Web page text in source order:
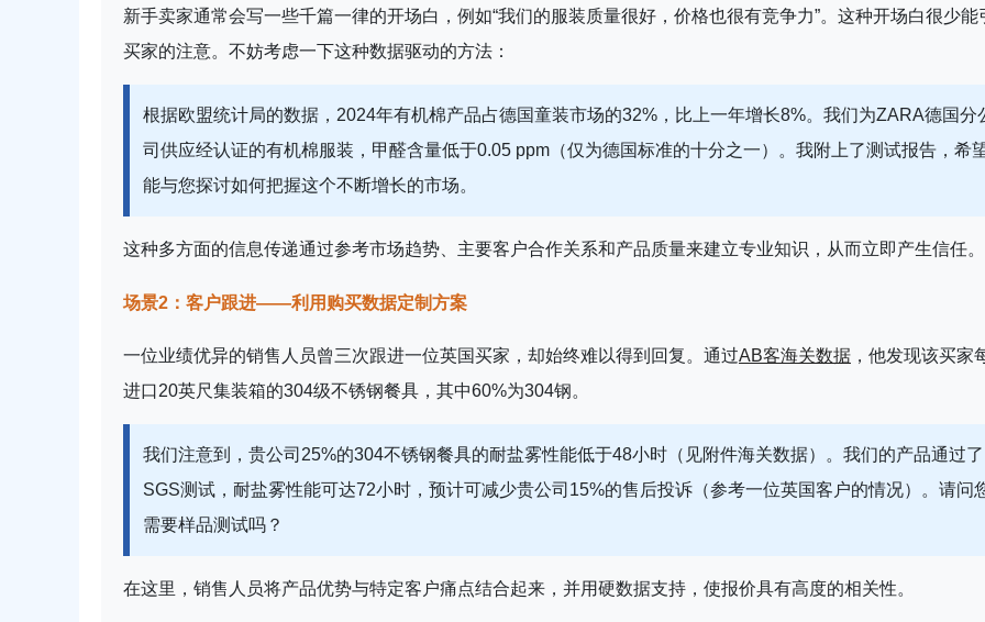
新手卖家通常会写一些千篇一律的开场白，例如“我们的服装质量很好，价格也很有竞争力”。这种开场白很少能
买家的注意。不妨考虑一下这种数据驱动的方法：
根据欧盟统计局的数据，2024年有机棉产品占德国童装市场的32%，比上一年增长8%。我们为ZARA德国分
司供应经认证的有机棉服装，甲醛含量低于0.05 ppm（仅为德国标准的十分之一）。我附上了测试报告，希
能与您探讨如何把握这个不断增长的市场。
这种多方面的信息传递通过参考市场趋势、主要客户合作关系和产品质量来建立专业知识，从而立即产生信任。
场景2：客户跟进——利用购买数据定制方案
一位业绩优异的销售人员曾三次跟进一位英国买家，却始终难以得到回复。通过AB客海关数据 ，他发现该买家
进口20英尺集装箱的304级不锈钢餐具，其中60%为304钢。
我们注意到，贵公司25%的304不锈钢餐具的耐盐雾性能低于48小时（见附件海关数据）。我们的产品通过了
SGS测试，耐盐雾性能可达72小时，预计可减少贵公司15%的售后投诉（参考一位英国客户的情况）。请问
需要样品测试吗？
在这里，销售人员将产品优势与特定客户痛点结合起来，并用硬数据支持，使报价具有高度的相关性。